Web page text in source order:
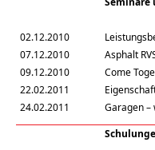
02.12.2010
07.12.2010
Asphalt
09.12.2010
Come
22.02.2011
24.02.2011
Garagen